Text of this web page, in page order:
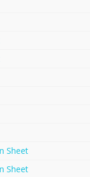
Sheet
Sheet